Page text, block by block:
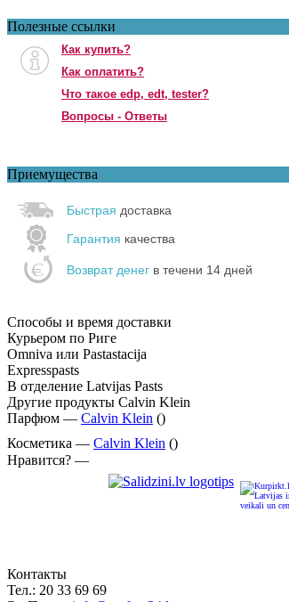
Полезные ссылки
Как купить?
Как оплатить?
Что такое edp, edt, tester?
Вопросы - Ответы
Приемущества
Быстрая доставка
Гарантия качества
Возврат денег в течени 14 дней
Способы и время доставки
Курьером по Риге
Omniva или Pastastacija
Expresspasts
В отделение Latvijas Pasts
Другие продукты Calvin Klein
Парфюм — Calvin Klein ()
Косметика — Calvin Klein ()
Нравится? —
Контакты
Тел.: 20 33 69 69